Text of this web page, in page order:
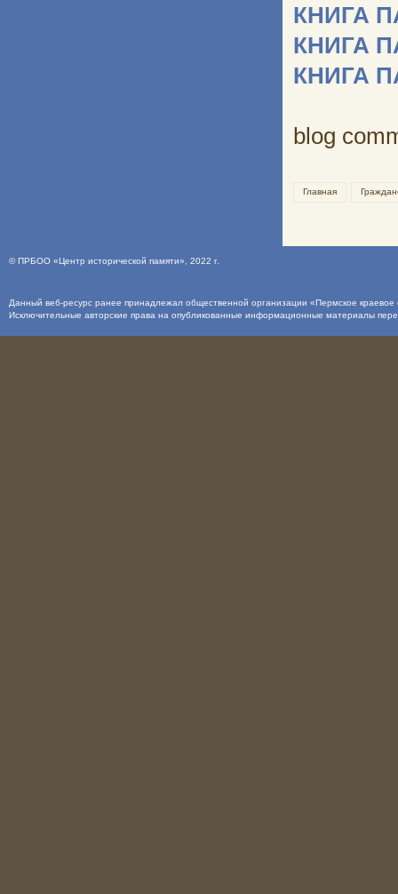
КНИГА
КНИГА
КНИГА
blog
Главная
©ПРБОО «Центр исторической памяти» , 2022 г.
Данный веб-ресурс ранее принадлежал общественной организации «Пермское
Исключительные авторские права на опубликованные информационные материалы